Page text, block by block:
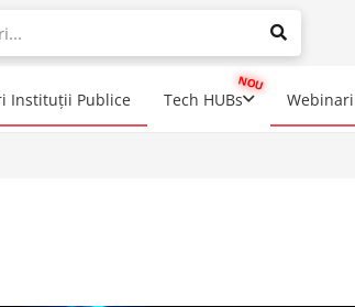
When autocomplete results are
Instituții Publice Tech HUBs